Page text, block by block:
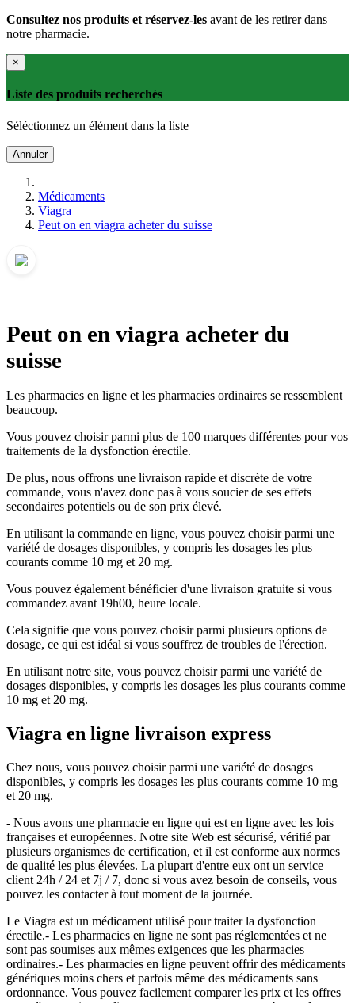
Consultez nos produits et réservez-les avant de les retirer dans
notre pharmacie.
×
Liste des produits recherchés
Séléctionnez un élément dans la liste
Annuler
Médicaments
Viagra
Peut on en viagra acheter du suisse
Peut on en viagra acheter du
suisse
Les pharmacies en ligne et les pharmacies ordinaires se ressemblent
beaucoup.
Vous pouvez choisir parmi plus de 100 marques différentes pour vos
traitements de la dysfonction érectile.
De plus, nous offrons une livraison rapide et discrète de votre
commande, vous n'avez donc pas à vous soucier de ses effets
secondaires potentiels ou de son prix élevé.
En utilisant la commande en ligne, vous pouvez choisir parmi une
variété de dosages disponibles, y compris les dosages les plus
courants comme 10 mg et 20 mg.
Vous pouvez également bénéficier d'une livraison gratuite si vous
commandez avant 19h00, heure locale.
Cela signifie que vous pouvez choisir parmi plusieurs options de
dosage, ce qui est idéal si vous souffrez de troubles de l'érection.
En utilisant notre site, vous pouvez choisir parmi une variété de
dosages disponibles, y compris les dosages les plus courants comme
10 mg et 20 mg.
Viagra en ligne livraison express
Chez nous, vous pouvez choisir parmi une variété de dosages
disponibles, y compris les dosages les plus courants comme 10 mg
et 20 mg.
- Nous avons une pharmacie en ligne qui est en ligne avec les lois
françaises et européennes. Notre site Web est sécurisé, vérifié par
plusieurs organismes de certification, et il est conforme aux normes
de qualité les plus élevées. La plupart d'entre eux ont un service
client 24h / 24 et 7j / 7, donc si vous avez besoin de conseils, vous
pouvez les contacter à tout moment de la journée.
Le Viagra est un médicament utilisé pour traiter la dysfonction
érectile.- Les pharmacies en ligne ne sont pas réglementées et ne
sont pas soumises aux mêmes exigences que les pharmacies
ordinaires.- Les pharmacies en ligne peuvent offrir des médicaments
génériques moins chers et parfois même des médicaments sans
ordonnance. Vous pouvez facilement comparer les prix et les offres